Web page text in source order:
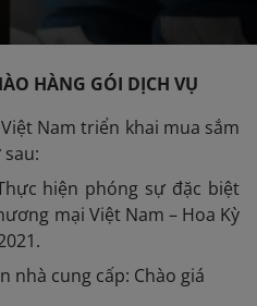
HÀNG GÓI DỊCH VỤ
Nam triển khai mua sắm
hiện phóng sự đặc biệt
mại Việt Nam – Hoa Kỳ
nhà cung cấp: Chào giá